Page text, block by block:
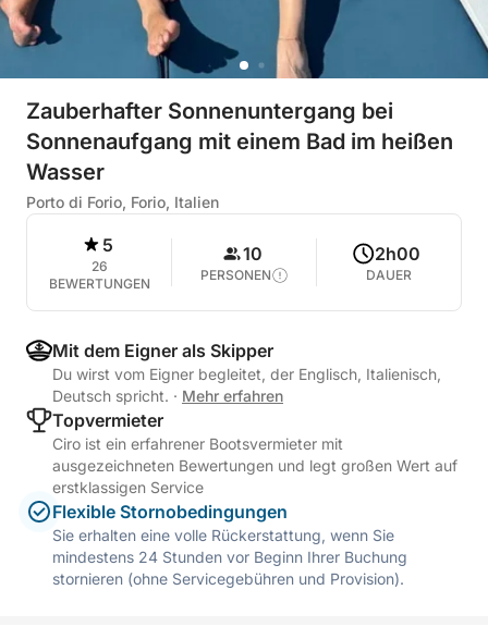
Zauberhafter Sonnenuntergang bei
Sonnenaufgang mit einem Bad im heißen
Wasser
Porto di Forio, Forio, Italien
5
26
BEWERTUNGEN
10
PERSONEN
2h00
DAUER
Mit dem Eigner als Skipper
Du wirst vom Eigner begleitet, der Englisch, Italienisch,
Deutsch spricht. · Mehr erfahren
Topvermieter
Ciro ist ein erfahrener Bootsvermieter mit
ausgezeichneten Bewertungen und legt großen Wert auf
erstklassigen Service
Flexible Stornobedingungen
Sie erhalten eine volle Rückerstattung, wenn Sie
mindestens 24 Stunden vor Beginn Ihrer Buchung
stornieren (ohne Servicegebühren und Provision).